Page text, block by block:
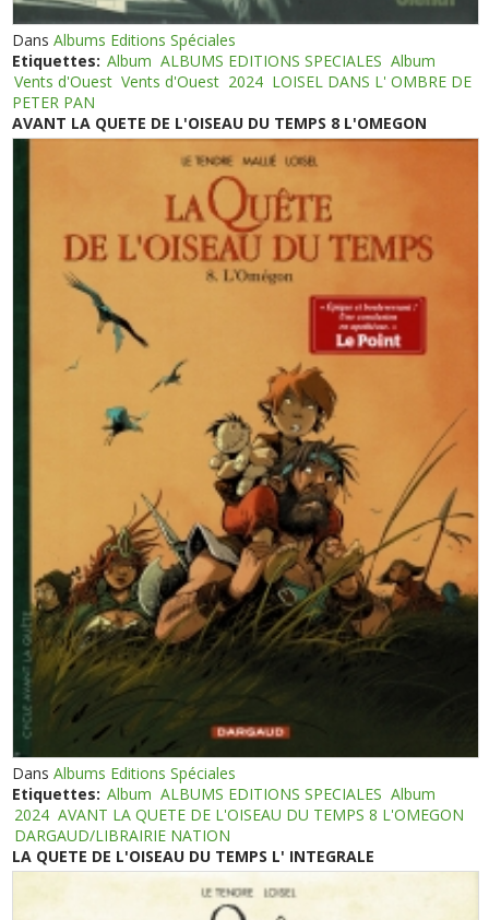
DansAlbums Editions Spéciales
Etiquettes: Album ALBUMS EDITIONS SPECIALES Album
Vents d'Ouest Vents d'Ouest 2024 LOISEL DANS L' OMBRE DE
PETER PAN
AVANT LA QUETE DE L'OISEAU DU TEMPS 8 L'OMEGON
DansAlbums Editions Spéciales
Etiquettes: Album ALBUMS EDITIONS SPECIALES Album
2024 AVANT LA QUETE DE L'OISEAU DU TEMPS 8 L'OMEGON
DARGAUD/LIBRAIRIE NATION
LA QUETE DE L'OISEAU DU TEMPS L' INTEGRALE